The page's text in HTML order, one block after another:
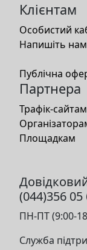
Клієнтам
Особистий
Напишіть нам
Публічна
Партнера
Трафік-сайтам
Площадкам
(044)356 05
ПН-ПТ (9:00-
Служба